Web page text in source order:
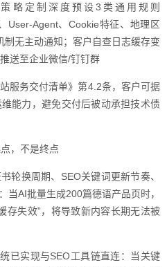
略定制深度预设3类通用规则
User-Agent、Cookie特征、地理区
无主动通知；客户自查日志缓存变
送至企业微信/钉钉群
服务交付清单》第4.2条，客户可据
能力，避免交付后被动承担技术债
，不是终点
轮换周期、SEO关键词更新节奏、
当AI批量生成200篇德语产品页时，
存失效”，将导致新内容长期无法被
已实现与SEO工具链直连：当关键